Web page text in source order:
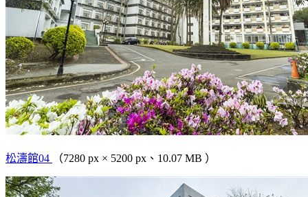
松濤館04 （7280 px × 5200 px、10.07 MB ）